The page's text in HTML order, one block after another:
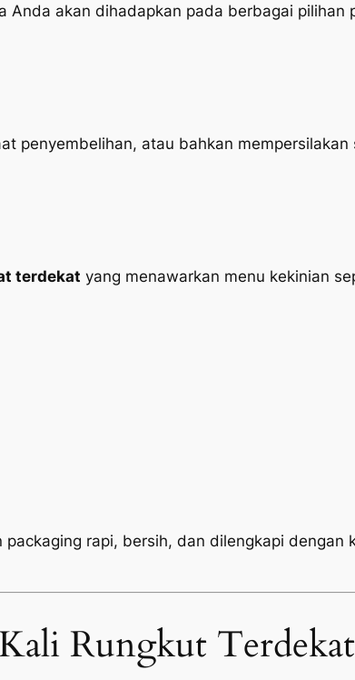
Anda akan dihadapkan pada berbagai pilihan
penyembelihan, atau bahkan mempersilakan
terdekat yang menawarkan menu kekinian
packaging rapi, bersih, dan dilengkapi dengan
Rungkut